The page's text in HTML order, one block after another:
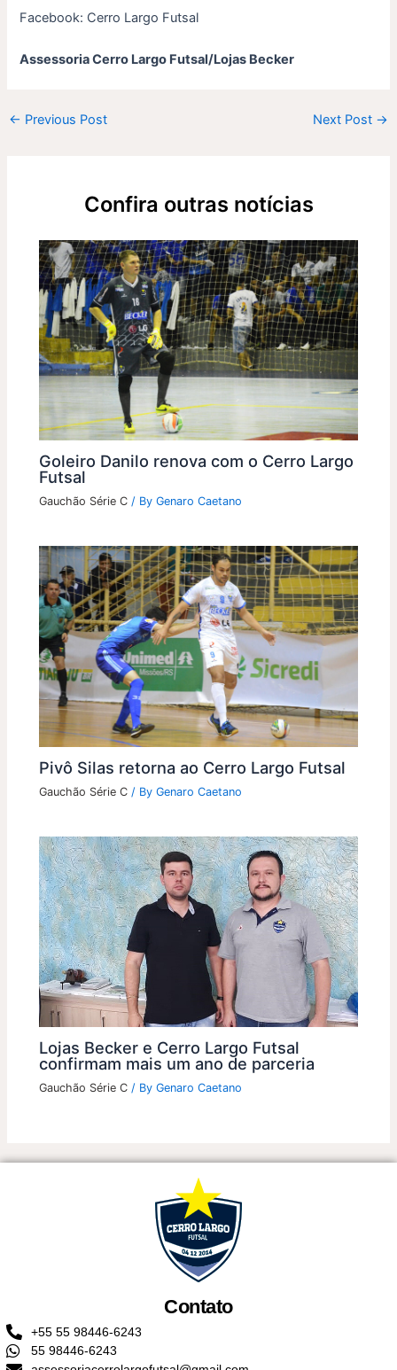
Facebook: Cerro Largo Futsal
Assessoria Cerro Largo Futsal/Lojas Becker
← Previous Post Next Post →
Confira outras notícias
Goleiro Danilo renova com o Cerro Largo
Futsal
Gauchão Série C / ByGenaro Caetano
Pivô Silas retorna ao Cerro Largo Futsal
Gauchão Série C / ByGenaro Caetano
Lojas Becker e Cerro Largo Futsal
confirmam mais um ano de parceria
Gauchão Série C / ByGenaro Caetano
Contato
+55 55 98446-6243
55 98446-6243